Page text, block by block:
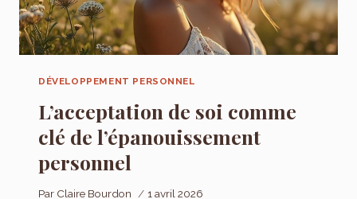
DÉVELOPPEMENT PERSONNEL
L’acceptation de soi comme
clé de l’épanouissement
personnel
Par Claire Bourdon 1 avril 2026